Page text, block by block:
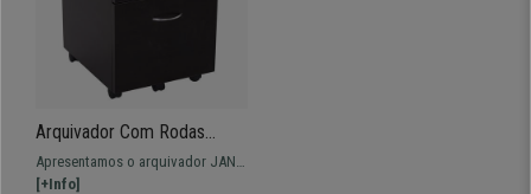
Arquivador Com Rodas
JANE, 2 Gavetas,
Dimensões 40x44x54.6 cm,
Apresentamos o arquivador JANE.
Modelo espaçoso que permite
[+Info]